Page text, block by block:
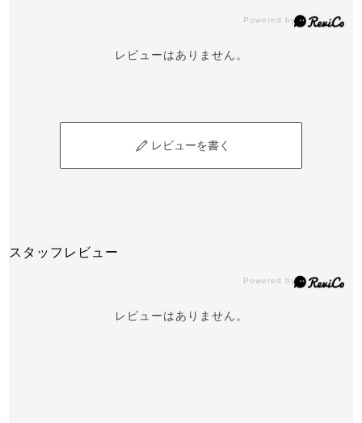
レビューはありません。
レビューを書く
スタッフレビュー
レビューはありません。